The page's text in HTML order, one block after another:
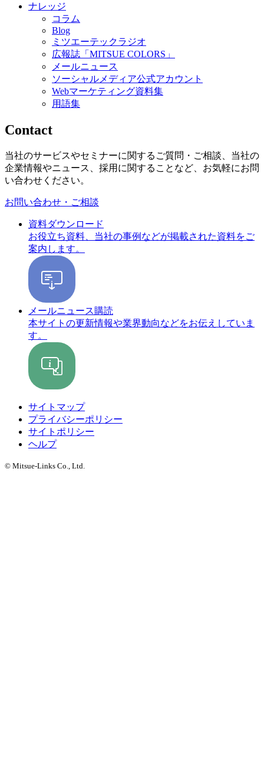
ナレッジ
コラム
Blog
ミツエーテックラジオ
広報誌「MITSUE COLORS」
メールニュース
ソーシャルメディア公式アカウント
Webマーケティング資料集
用語集
Contact
当社のサービスやセミナーに関するご質問・ご相談、当社の
企業情報やニュース、採用に関することなど、お気軽にお問
い合わせください。
お問い合わせ・ご相談
資料ダウンロード
お役立ち資料、当社の事例などが掲載された資料をご
案内します。
メールニュース購読
本サイトの更新情報や業界動向などをお伝えしていま
す。
サイトマップ
プライバシーポリシー
サイトポリシー
ヘルプ
© Mitsue-Links Co., Ltd.